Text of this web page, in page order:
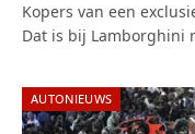
Kopers van een
Dat is bij Lamborghini
AUTONIEUWS